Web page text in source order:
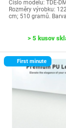
Číslo modelu: TDE-
Rozměry výrobku:
cm; 510 gramů.
> 5 kusov
First minute